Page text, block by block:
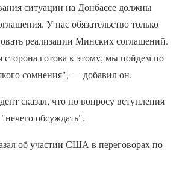
ситуации на Донбассе должны
У нас обязательство только
реализации Минских соглашений.
сторона готова к этому, мы пойдем по
сомнения", — добавил он.
сказал, что по вопросу вступления
обсуждать".
об участии США в переговорах по